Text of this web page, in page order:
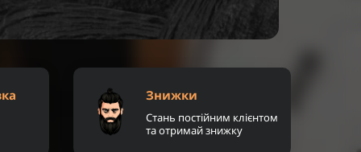
Знижки
Стань постійним клієнтом
та отримай знижку